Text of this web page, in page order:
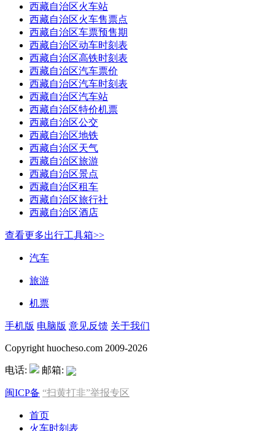
西藏自治区火车站
西藏自治区火车售票点
西藏自治区车票预售期
西藏自治区动车时刻表
西藏自治区高铁时刻表
西藏自治区汽车票价
西藏自治区汽车时刻表
西藏自治区汽车站
西藏自治区特价机票
西藏自治区公交
西藏自治区地铁
西藏自治区天气
西藏自治区旅游
西藏自治区景点
西藏自治区租车
西藏自治区旅行社
西藏自治区酒店
查看更多出行工具箱>>
汽车
旅游
机票
手机版 电脑版 意见反馈 关于我们
Copyright huocheso.com 2009-2026
电话: 邮箱:
闽ICP备 “扫黄打非”举报专区
首页
火车时刻表